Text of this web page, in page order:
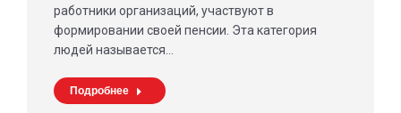
работники организаций, участвуют в
формировании своей пенсии. Эта категория
людей называется…
Подробнее